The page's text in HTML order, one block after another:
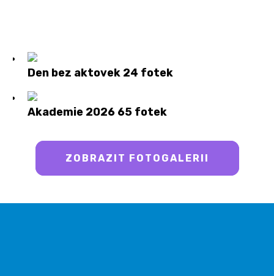
Den bez aktovek 24 fotek
Akademie 2026 65 fotek
ZOBRAZIT FOTOGALERII